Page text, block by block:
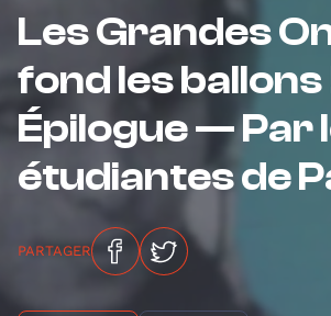
Les Grandes
fond les
Épilogue — Par
étudiantes de
PARTAGER